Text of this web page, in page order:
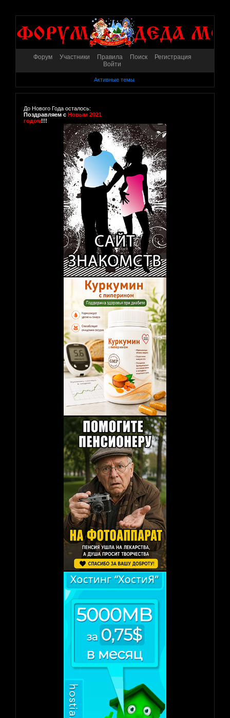
Форум Участники Правила Поиск
Регистрация
Войти
Активные темы
До Нового Года осталось:
Поздравляем с Новым 2021
годом!!!